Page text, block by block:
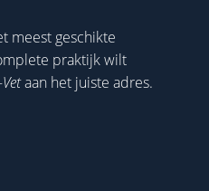
meest geschikte
praktijk wilt
Vetaan het juiste adres.